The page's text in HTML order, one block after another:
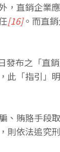
，直銷企業
[16]。而直
發布之「直
此「指引」
賄賂手
則依法追究